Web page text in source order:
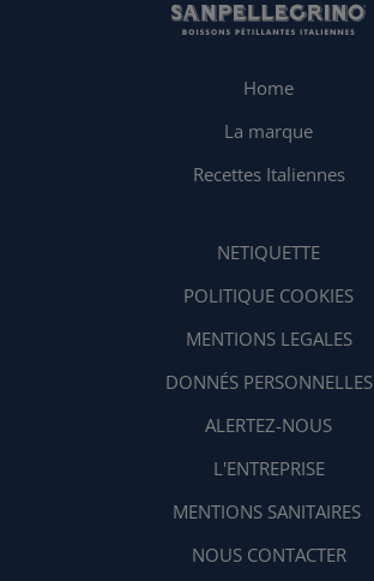
Home
La marque
Recettes Italiennes
NETIQUETTE
POLITIQUE COOKIES
MENTIONS LEGALES
DONNÉS PERSONNELLES
ALERTEZ-NOUS
L'ENTREPRISE
MENTIONS SANITAIRES
NOUS CONTACTER